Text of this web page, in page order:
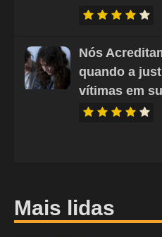
Nós
quando a
vítimas em
Mais lidas